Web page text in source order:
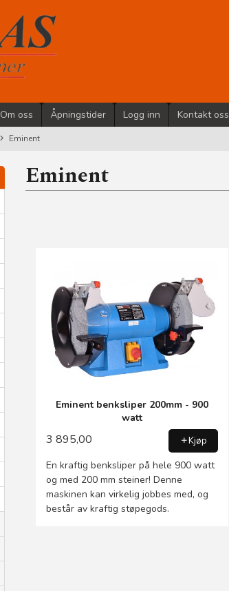
Om oss Åpningstider Logg inn Kontakt oss
Eminent
Eminent
Eminent benksliper 200mm - 900
watt
3 895,00 Kjøp
En kraftig benksliper på hele 900 watt
og med 200 mm steiner! Denne
maskinen kan virkelig jobbes med, og
består av kraftig støpegods.